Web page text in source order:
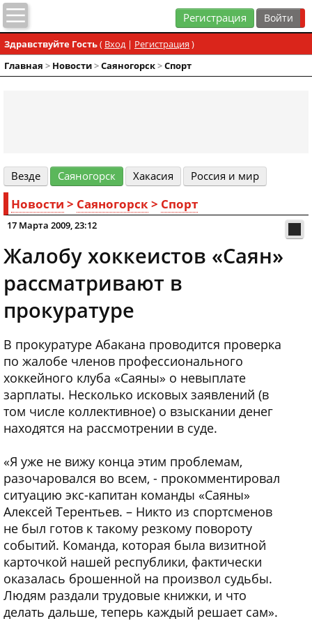
Регистрация
Здравствуйте Гость( Вход| Регистрация )
Главная > Новости>Cаяногорск>Спорт
Везде Cаяногорск Хакасия Россия и мир
Новости > Cаяногорск> Спорт
17 Марта 2009, 23:12
Жалобу хоккеистов «Саян»
рассматривают в
прокуратуре
В прокуратуре Абакана проводится проверка
по жалобе членов профессионального
хоккейного клуба «Саяны» о невыплате
зарплаты. Несколько исковых заявлений (в
том числе коллективное) о взыскании денег
находятся на рассмотрении в суде.
«Я уже не вижу конца этим проблемам,
разочаровался во всем, - прокомментировал
ситуацию экс-капитан команды «Саяны»
Алексей Терентьев. – Никто из спортсменов
не был готов к такому резкому повороту
событий. Команда, которая была визитной
карточкой нашей республики, фактически
оказалась брошенной на произвол судьбы.
Людям раздали трудовые книжки, и что
делать дальше, теперь каждый решает сам».